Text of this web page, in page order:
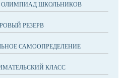
ОЛИМПИАД ШКОЛЬНИКОВ
РЕЗЕРВ
САМООПРЕДЕЛЕНИЕ
КЛАСС